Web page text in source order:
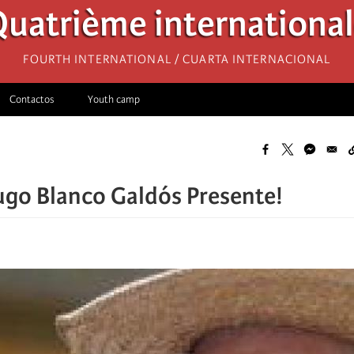
Fourth International / Cuarta Internacional
Contactos Youth camp
Blanco Galdós Presente!